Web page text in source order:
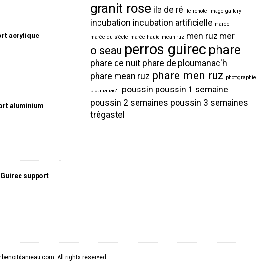
acrylique
aluminium
support
granit rose ile de ré ile renote image gallery
incubation incubation artificielle marée
marée du siècle marée haute mean ruz men ruz mer
oiseau perros guirec phare
phare de nuit phare de ploumanac'h
phare mean ruz phare men ruz photographie
ploumanac'h poussin poussin 1 semaine
poussin 2 semaines poussin 3 semaines
trégastel
All rights reserved.